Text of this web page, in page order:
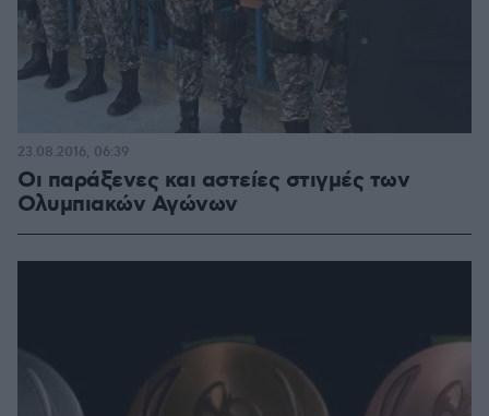
Οι παράξενες και αστείες στιγμές των
Ολυμπιακών Αγώνων
23.08.2016, 06:39